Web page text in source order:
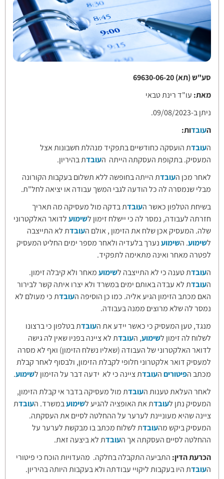
סע"ש (תא) 69630-06-20
מאת:עו"ד רינת טבאי
ניתן ב-09/08/2023.
עובדות:
עובדת הועסקה כחודשיים בתפקיד מנהלת חשבונות אצל
המעסיק. בתקופת העסקתה הייתה ה עובדת בהיריון.
לאחר מכן ה עובדת הייתה בחופשה ללא תשלום בעקבות הקורונה
מבלי שנמסרה לה כל הודעה לגבי המשך עבודה או יציאה לחל"ת.
בשיחת הטלפון כאשר העובדת בדקה מול מעסיקה מה תאריך
חזרתה לעבודה, נמסר לה כי יישלח זימון ל שימועלדואר האלקטרוני
שלה. המעסיק אכן שלח את הזימון , אולם ה עובדת לא התייצבה
שימוע. ה שימוענערך בלעדיה ולאחר מספר ימים החליט המעסיק
לפטרה מאחר ואינה מתאימה לתפקיד.
עובדת טענה כי לא התייצבה ל שימועמאחר ולא קיבלה זימון.
עובדת לא עבדה באותם ימים במשרד ולא יצרו איתה קשר לבירור
האם מכתב הזימון הגיע אליה. כמו כן הוסיפה ה עובדת כי מעולם לא
נמסר לה שלא מרוצים ממנה בעבודה.
מנגד, טען המעסיק כי כאשר יידע את העובדת בטלפון כי ברצונו
לשלוח לה זימון ל שימוע, ה עובדת לא ציינה בפניו שאין לה גישה
לדואר האלקטרוני של העבודה (שאליו נשלח הזימון) ואף לא מסרה
למעסיק דואר אלקטרוני חלופי לקבלת הזימון, ולבסוף לאחר קבלת
מכתב הפיטוריםהעובדת ציינה כי לא ידעה דבר על הזימון ל שימוע.
לאחר העלאת טענות העובדת מול מעסיקה בדבר אי קבלת הזימון,
המעסיק נתן ל עובדת את האופציה להגיע לשימועבמשרד. ה עובדת
ציינה שהיא מעוניינת לערער על ההחלטה לסיים את העסקתה.
המעסיק ביקש מהעובדת לשלוח מכתב בו מבקשת לערער על
ההחלטה לסיים העסקתה אך ה עובדת לא ביצעה זאת.
הכרעת הדין:התביעה התקבלה בחלקה. מהעדויות הוכח כי פיטורי
עובדת היו בעקבות ליקויי עבודתה ולא בעקבות היותה בהיריון.